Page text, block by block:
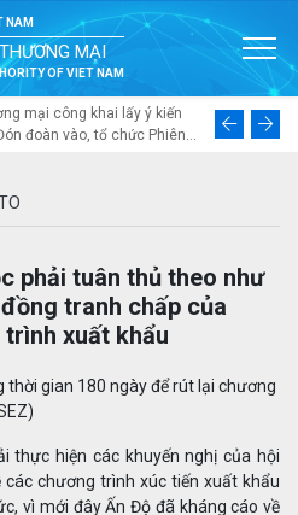
NAM
MẠI
OF VIET NAM
mại công khai lấy ý kiến
đoàn vào, tổ chức Phiên
trong nước tại Đà Nẵng”
Thư ngỏ
tổng thể
phải tuân thủ theo như
tranh chấp của
xuất khẩu
thời gian 180 ngày để rút lại chương
thực hiện các khuyến nghị của hội
các chương trình xúc tiến xuất khẩu
vì mới đây Ấn Độ đã kháng cáo về